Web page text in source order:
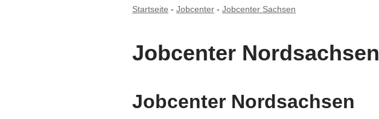
Startseite - Jobcenter - Jobcenter Sachsen
Jobcenter Nordsachsen
Jobcenter Nordsachsen